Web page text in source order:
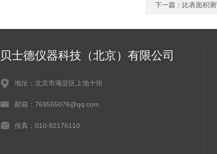
下一篇： 比表面积
贝士德仪器科技（北京）有限公司
地址：北京市海淀区上地十街
邮箱：769565076@qq.com
传真：010-82176110